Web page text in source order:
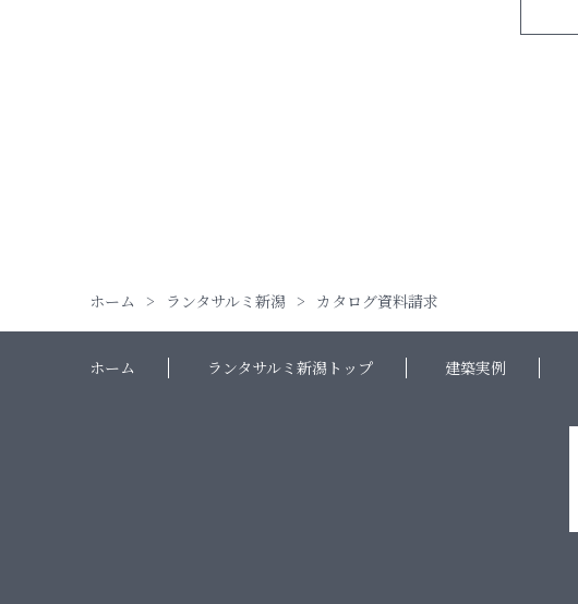
ホーム ランタサルミ新潟 カタログ資料請求
ホーム ランタサルミ新潟トップ 建築実例